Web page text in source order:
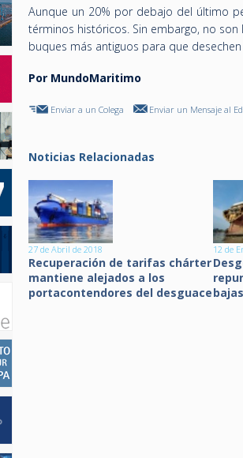
Aunque un 20% por debajo del último
términos históricos. Sin embargo, no
buques más antiguos para que
Por MundoMaritimo
Enviar a un Colega Enviar un Mensaje al
Noticias Relacionadas
27 de Abril de 2018
Recuperación de tarifas chárter
mantiene alejados a los
portacontendores del desguace
12 de